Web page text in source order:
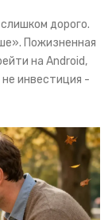
дорого.
Пожизненная
на Android,
инвестиция -